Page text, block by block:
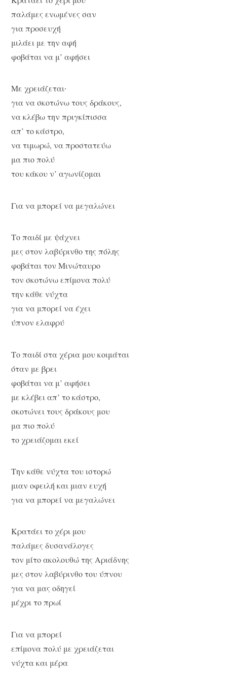
παλάμες ενωμένες σαν
για προσευχή
μιλάει με την αφή
φοβάται να μ’ αφήσει
Με χρειάζεται∙
για να σκοτώνω τους δράκους,
να κλέβω την πριγκίπισσα
απ’ το κάστρο,
να τιμωρώ, να προστατεύω
μα πιο πολύ
του κάκου ν’ αγωνίζομαι
Για να μπορεί να μεγαλώνει
Το παιδί με ψάχνει
μες στον λαβύρινθο της πόλης
φοβάται τον Μινώταυρο
τον σκοτώνω επίμονα πολύ
την κάθε νύχτα
για να μπορεί να έχει
ύπνον ελαφρύ
Το παιδί στα χέρια μου κοιμάται
όταν με βρει
φοβάται να μ’ αφήσει
με κλέβει απ’ το κάστρο,
σκοτώνει τους δράκους μου
μα πιο πολύ
το χρειάζομαι εκεί
Την κάθε νύχτα του ιστορώ
μιαν οφειλή και μιαν ευχή
για να μπορεί να μεγαλώνει
Κρατάει το χέρι μου
παλάμες δυσανάλογες
τον μίτο ακολουθώ της Αριάδνης
μες στον λαβύρινθο του ύπνου
για να μας οδηγεί
μέχρι το πρωί
Για να μπορεί
επίμονα πολύ με χρειάζεται
νύχτα και μέρα